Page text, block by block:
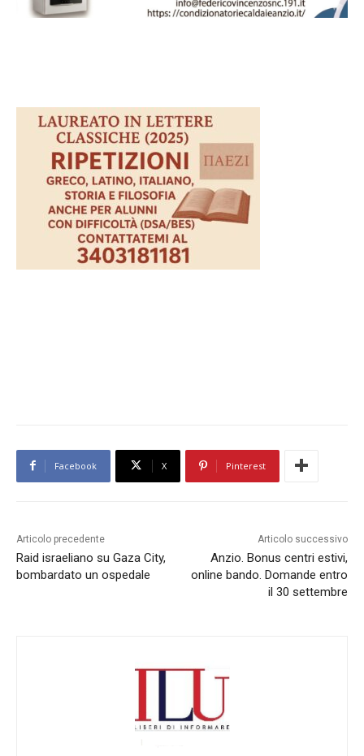
Facebook X Pinterest
Articolo precedente
Raid israeliano su Gaza City,
bombardato un ospedale
Articolo successivo
Anzio. Bonus centri estivi,
online bando. Domande entro
il 30 settembre